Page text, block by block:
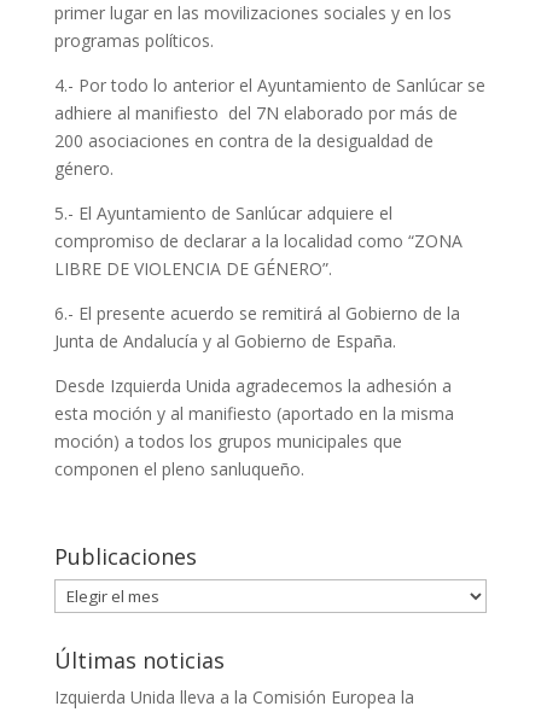
primer lugar en las movilizaciones sociales y en los
programas políticos.
4.- Por todo lo anterior el Ayuntamiento de Sanlúcar se
adhiere al manifiesto del 7N elaborado por más de
200 asociaciones en contra de la desigualdad de
género.
5.- El Ayuntamiento de Sanlúcar adquiere el
compromiso de declarar a la localidad como “ZONA
LIBRE DE VIOLENCIA DE GÉNERO”.
6.- El presente acuerdo se remitirá al Gobierno de la
Junta de Andalucía y al Gobierno de España.
Desde Izquierda Unida agradecemos la adhesión a
esta moción y al manifiesto (aportado en la misma
moción) a todos los grupos municipales que
componen el pleno sanluqueño.
Publicaciones
Publicaciones
Últimas noticias
Izquierda Unida lleva a la Comisión Europea la